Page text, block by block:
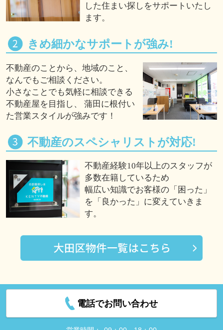
した住まい探しをサポートいたし
ます。
きめ細かなサポートが強み!
不動産のことから、地域のこと、
なんでもご相談ください。
小さなことでも気軽に相談できる
不動産屋を目指し、 蒲田に根付い
た営業スタイルが強みです！
不動産のスペシャリストが対応!
不動産経験10年以上のスタッフが
多数在籍しているため
幅広い知識でお客様の「困った」
を「良かった」に変えていきま
す。
電話でお問い合わせ